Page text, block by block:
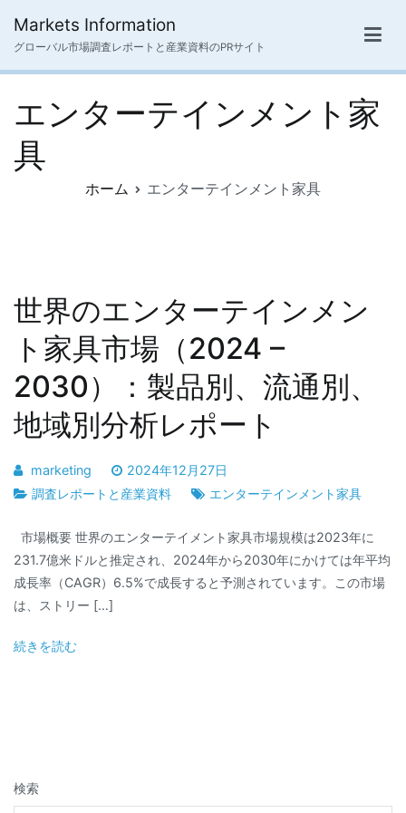
ス
Markets Information
グローバル市場調査レポートと産業資料のPRサイト
エンターテインメント家
具
ホーム エンターテインメント家具
世界のエンターテインメン
ト家具市場（2024 –
2030）：製品別、流通別、
地域別分析レポート
marketing
2024年12月27日
調査レポートと産業資料
エンターテインメント家具
市場概要 世界のエンターテイメント家具市場規模は2023年に
231.7億米ドルと推定され、2024年から2030年にかけては年平均
成長率（CAGR）6.5%で成長すると予測されています。この市場
は、ストリー […]
続きを読む
検索